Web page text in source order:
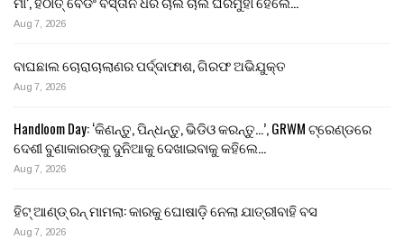
Aug 7, 2026
ବାଘଛାଲ ଚୋରାଚାଲାଣର ପର୍ଦ୍ଦାଫାଶ, ଗିରଫ ଅଭିଯୁକ୍ତ
Aug 7, 2026
Handloom Day: ‘କିଣନ୍ତୁ, ପିନ୍ଧନ୍ତୁ, ଭିଡିଓ କରନ୍ତୁ…’, GRWM ଟ୍ରେଣ୍ଡରେ
ଦେଶୀ ବୁଣାକାରଙ୍କୁ ଦୁନିଆକୁ ଦେଖାଇବାକୁ କହିଲେ…
Aug 7, 2026
ହିଟ୍ ଆଣ୍ଡ୍ ରନ୍ ମାମଲା: କାରକୁ ଘୋଷାଡ଼ି ନେଲା ଯାତ୍ରୀବାହି ବସ
Aug 7, 2026